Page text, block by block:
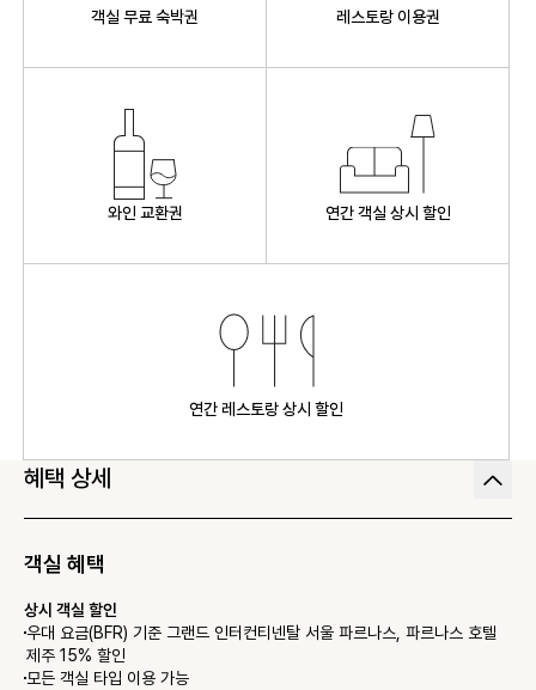
객실 무료 숙박권 레스토랑 이용권
와인 교환권 연간 객실 상시 할인
연간 레스토랑 상시 할인
혜택 상세
객실 혜택
상시 객실 할인
우대 요금(BFR) 기준 그랜드 인터컨티넨탈 서울 파르나스, 파르나스 호텔
제주 15% 할인
모든 객실 타입 이용 가능